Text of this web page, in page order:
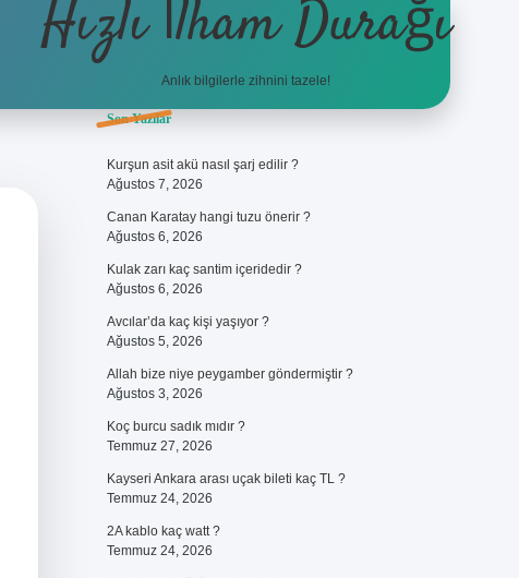
Hızlı İlham Durağı
Anlık bilgilerle zihnini tazele!
Sidebar
Son Yazılar
Kurşun asit akü nasıl şarj edilir ?
Ağustos 7, 2026
Canan Karatay hangi tuzu önerir ?
Ağustos 6, 2026
Kulak zarı kaç santim içeridedir ?
Ağustos 6, 2026
Avcılar’da kaç kişi yaşıyor ?
Ağustos 5, 2026
Allah bize niye peygamber göndermiştir ?
Ağustos 3, 2026
Koç burcu sadık mıdır ?
Temmuz 27, 2026
Kayseri Ankara arası uçak bileti kaç TL ?
Temmuz 24, 2026
2A kablo kaç watt ?
Temmuz 24, 2026